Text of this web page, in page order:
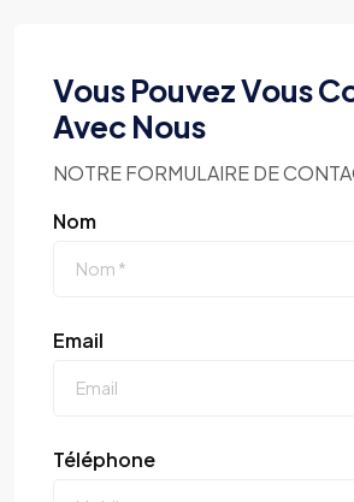
Vous Pouvez Vous
Avec Nous
NOTRE FORMULAIRE DE
Nom
Email
Téléphone